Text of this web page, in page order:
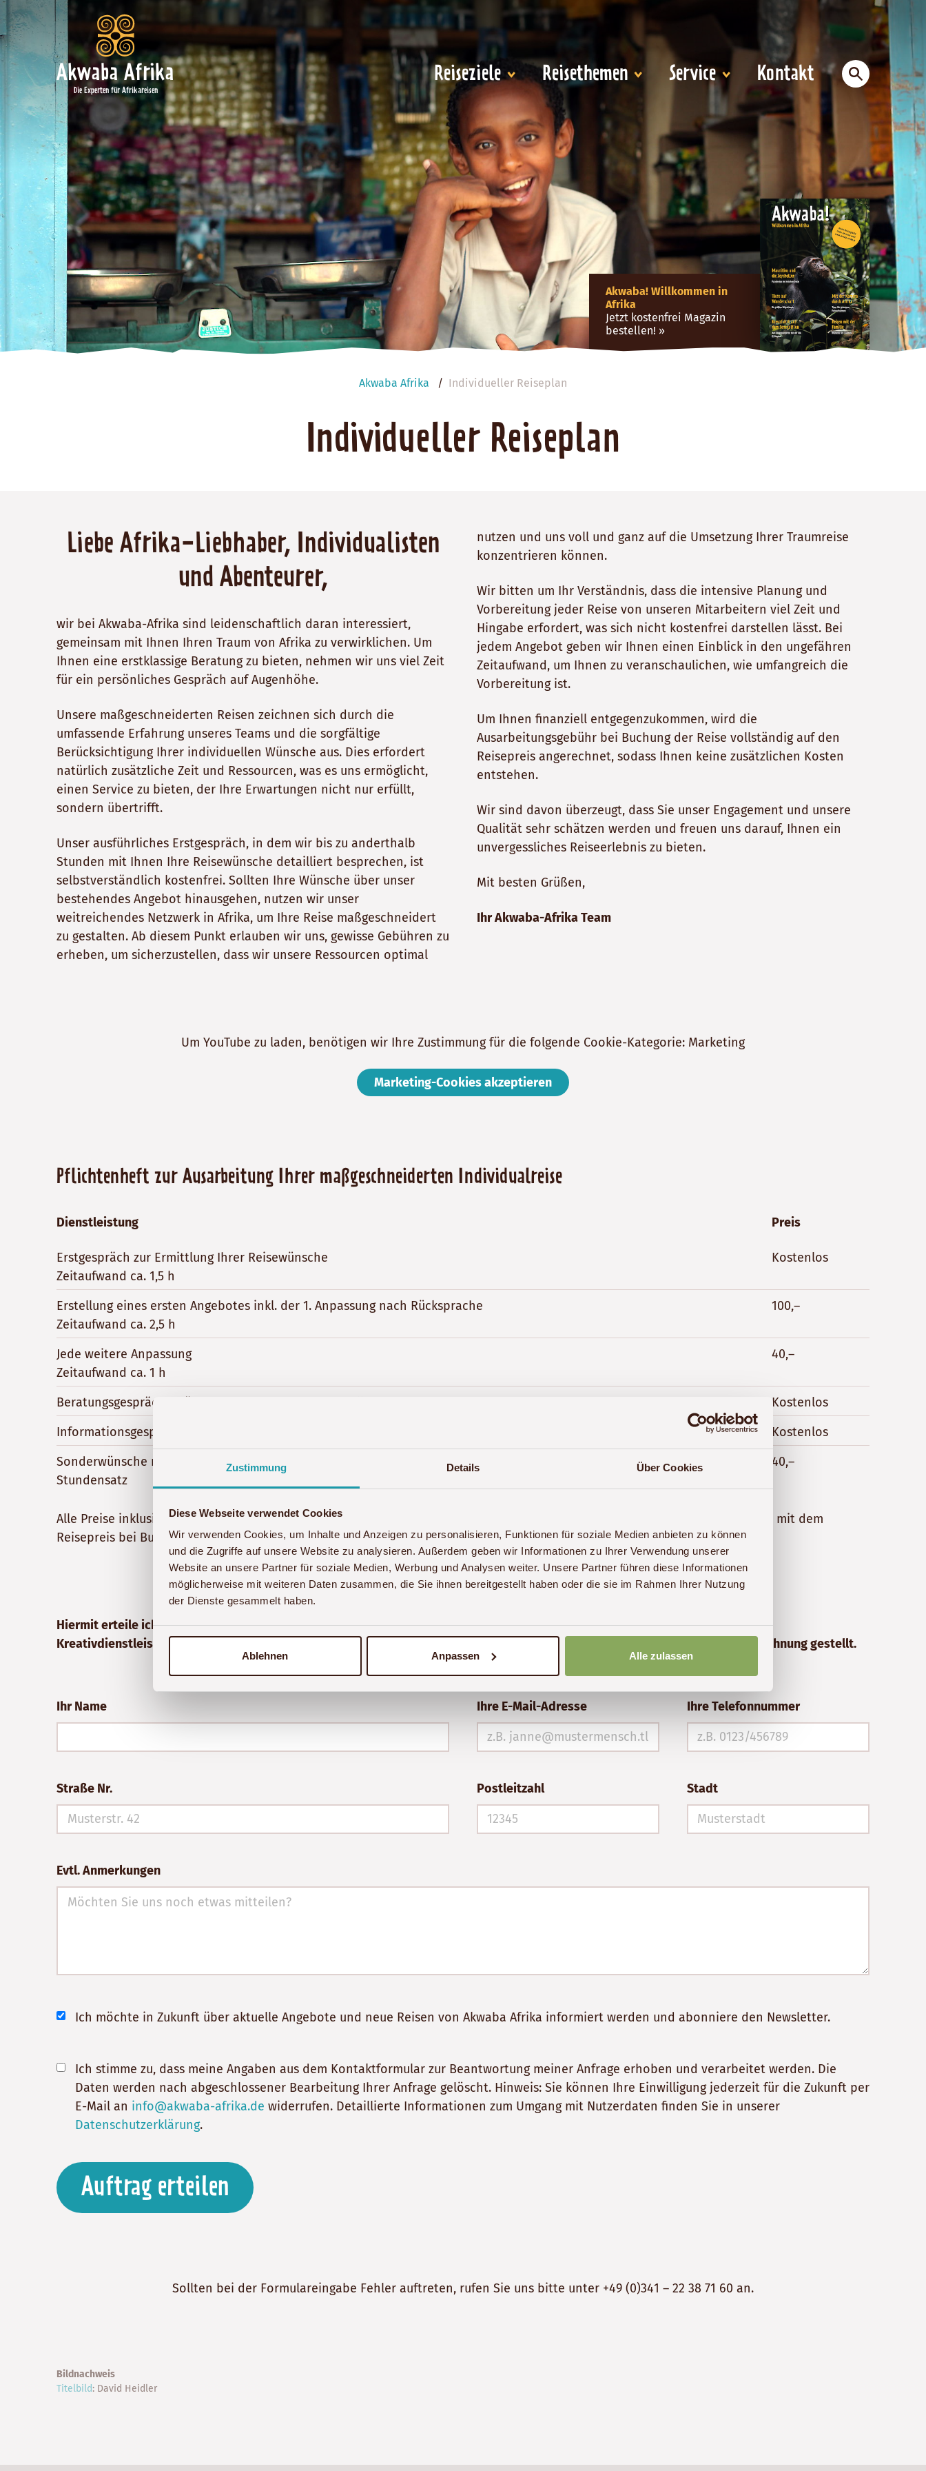
Zustimmung Details Über Cookies
Diese Webseite verwendet Cookies
Wir verwenden Cookies, um Inhalte und Anzeigen zu personalisieren, Funktionen für soziale Medien anbieten zu können
und die Zugriffe auf unsere Website zu analysieren. Außerdem geben wir Informationen zu Ihrer Verwendung unserer
Website an unsere Partner für soziale Medien, Werbung und Analysen weiter. Unsere Partner führen diese Informationen
möglicherweise mit weiteren Daten zusammen, die Sie ihnen bereitgestellt haben oder die sie im Rahmen Ihrer Nutzung
der Dienste gesammelt haben.
Ablehnen Anpassen Alle zulassen
Akwaba Afrika
Die Experten für Afrikareisen
Reiseziele Reisethemen Service Kontakt
Akwaba! Willkommen in
Afrika
Jetzt kostenfrei Magazin
bestellen!
Akwaba Afrika Individueller Reiseplan
Individueller Reiseplan
Liebe Afrika-Liebhaber, Individualisten
und Abenteurer,
wir bei Akwaba-Afrika sind leidenschaftlich daran interessiert,
gemeinsam mit Ihnen Ihren Traum von Afrika zu verwirklichen. Um
Ihnen eine erstklassige Beratung zu bieten, nehmen wir uns viel Zeit
für ein persönliches Gespräch auf Augenhöhe.
Unsere maßgeschneiderten Reisen zeichnen sich durch die
umfassende Erfahrung unseres Teams und die sorgfältige
Berücksichtigung Ihrer individuellen Wünsche aus. Dies erfordert
natürlich zusätzliche Zeit und Ressourcen, was es uns ermöglicht,
einen Service zu bieten, der Ihre Erwartungen nicht nur erfüllt,
sondern übertrifft.
Unser ausführliches Erstgespräch, in dem wir bis zu anderthalb
Stunden mit Ihnen Ihre Reisewünsche detailliert besprechen, ist
selbstverständlich kostenfrei. Sollten Ihre Wünsche über unser
bestehendes Angebot hinausgehen, nutzen wir unser
weitreichendes Netzwerk in Afrika, um Ihre Reise maßgeschneidert
zu gestalten. Ab diesem Punkt erlauben wir uns, gewisse Gebühren zu
erheben, um sicherzustellen, dass wir unsere Ressourcen optimal
nutzen und uns voll und ganz auf die Umsetzung Ihrer Traumreise
konzentrieren können.
Wir bitten um Ihr Verständnis, dass die intensive Planung und
Vorbereitung jeder Reise von unseren Mitarbeitern viel Zeit und
Hingabe erfordert, was sich nicht kostenfrei darstellen lässt. Bei
jedem Angebot geben wir Ihnen einen Einblick in den ungefähren
Zeitaufwand, um Ihnen zu veranschaulichen, wie umfangreich die
Vorbereitung ist.
Um Ihnen finanziell entgegenzukommen, wird die
Ausarbeitungsgebühr bei Buchung der Reise vollständig auf den
Reisepreis angerechnet, sodass Ihnen keine zusätzlichen Kosten
entstehen.
Wir sind davon überzeugt, dass Sie unser Engagement und unsere
Qualität sehr schätzen werden und freuen uns darauf, Ihnen ein
unvergessliches Reiseerlebnis zu bieten.
Mit besten Grüßen,
Ihr Akwaba-Afrika Team
Um YouTube zu laden, benötigen wir Ihre Zustimmung für die folgende Cookie-Kategorie: Marketing
Marketing-Cookies akzeptieren
Pflichtenheft zur Ausarbeitung Ihrer maßgeschneiderten Individualreise
Dienstleistung Preis
Erstgespräch zur Ermittlung Ihrer Reisewünsche
Zeitaufwand ca. 1,5 h
Kostenlos
Erstellung eines ersten Angebotes inkl. der 1. Anpassung nach Rücksprache
Zeitaufwand ca. 2,5 h
100,–
Jede weitere Anpassung
Zeitaufwand ca. 1 h
40,–
Beratungsgespräche während & nach Angebotserstellung
Kostenlos
Informationsgespräche nach Buchung
Kostenlos
Sonderwünsche nach Buchung je nach Aufwand
Stundensatz
40,–
Alle Preise inklusive der gesetzlichen Mehrwertsteuer. Ausarbeitgunsgebühren die vor der Buchung der Reise anfallen, werden mit dem
Reisepreis bei Buchung verrechnet.
Hiermit erteile ich den Auftrag zur kostenpflichtigen Ausarbeitung eines individuellen Reiseplans. Diese Ausarbeitung ist als
Kreativdienstleistung kein Teil der Pauschalreise lt. §651a BGB und wird 14 Tage nach der letzten berechenbaren Leistung in Rechnung gestellt.
Ihr Name Ihre E-Mail-Adresse Ihre Telefonnummer
Straße Nr. Postleitzahl Stadt
Evtl. Anmerkungen
Ich möchte in Zukunft über aktuelle Angebote und neue Reisen von Akwaba Afrika informiert werden und abonniere den Newsletter.
Ich stimme zu, dass meine Angaben aus dem Kontaktformular zur Beantwortung meiner Anfrage erhoben und verarbeitet werden. Die
Daten werden nach abgeschlossener Bearbeitung Ihrer Anfrage gelöscht. Hinweis: Sie können Ihre Einwilligung jederzeit für die Zukunft per
E-Mail an info@akwaba-afrika.de widerrufen. Detaillierte Informationen zum Umgang mit Nutzerdaten finden Sie in unserer
Datenschutzerklärung.
Auftrag erteilen
Sollten bei der Formulareingabe Fehler auftreten, rufen Sie uns bitte unter +49 (0)341 – 22 38 71 60 an.
Bildnachweis
Titelbild: David Heidler